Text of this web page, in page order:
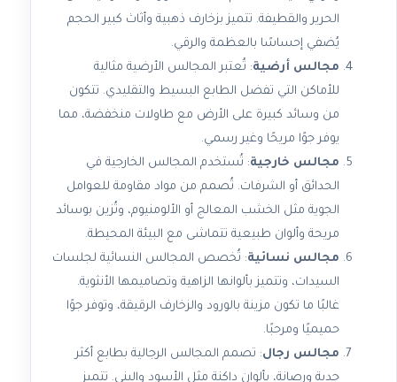
الحرير والقطيفة. تتميز بزخارف ذهبية وأثاث كبير الحجم
يُضفي إحساسًا بالعظمة والرقي.
مجالس أرضية: تُعتبر المجالس الأرضية مثالية
للأماكن التي تفضل الطابع البسيط والتقليدي. تتكون
من وسائد كبيرة على الأرض مع طاولات منخفضة، مما
يوفر جوًا مريحًا وغير رسمي.
مجالس خارجية: تُستخدم المجالس الخارجية في
الحدائق أو الشرفات. تُصمم من مواد مقاومة للعوامل
الجوية مثل الخشب المعالج أو الألومنيوم، وتُزين بوسائد
مريحة وألوان طبيعية تتماشى مع البيئة المحيطة.
مجالس نسائية: تُخصص المجالس النسائية لجلسات
السيدات، وتتميز بألوانها الزاهية وتصاميمها الأنثوية.
غالبًا ما تكون مزينة بالورود والزخارف الرقيقة، وتوفر جوًا
حميميًا ومرحبًا.
مجالس رجال: تصمم المجالس الرجالية بطابع أكثر
جدية ورصانة، بألوان داكنة مثل الأسود والبني. تتميز